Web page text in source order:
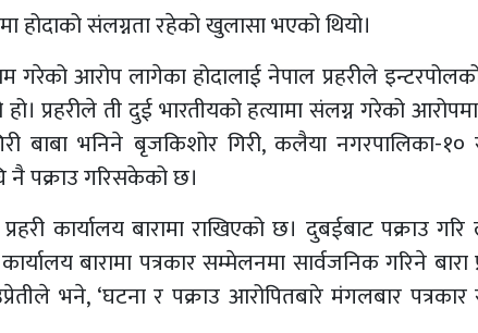
संलग्नता रहेको खुलासा भएको थियो।
आरोप लागेका होदालाई नेपाल प्रहरीले
प्रहरीले ती दुई भारतीयको हत्यामा संलग्न गरेको
बाबा भनिने बृजकिशोर गिरी, कलैया नगरपालिका-१०
नै पक्राउ गरिसकेको छ।
कार्यालय बारामा राखिएको छ। दुबईबाट पक्राउ गरि
बारामा पत्रकार सम्मेलनमा सार्वजनिक गरिने
उप्रेतीले भने, ‘घटना र पक्राउ आरोपितबारे मंगलबार